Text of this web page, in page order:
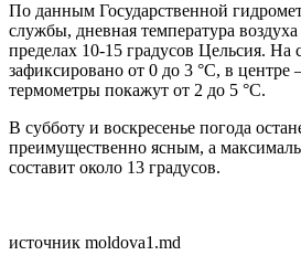
По данным Государственной
службы, дневная температура воздуха
пределах 10-15 градусов Цельсия. На
зафиксировано от 0 до 3 °C, в центре
термометры покажут от 2 до 5 °C.
В субботу и воскресенье погода
преимущественно ясным, а
составит около 13 градусов.
источник moldova1.md